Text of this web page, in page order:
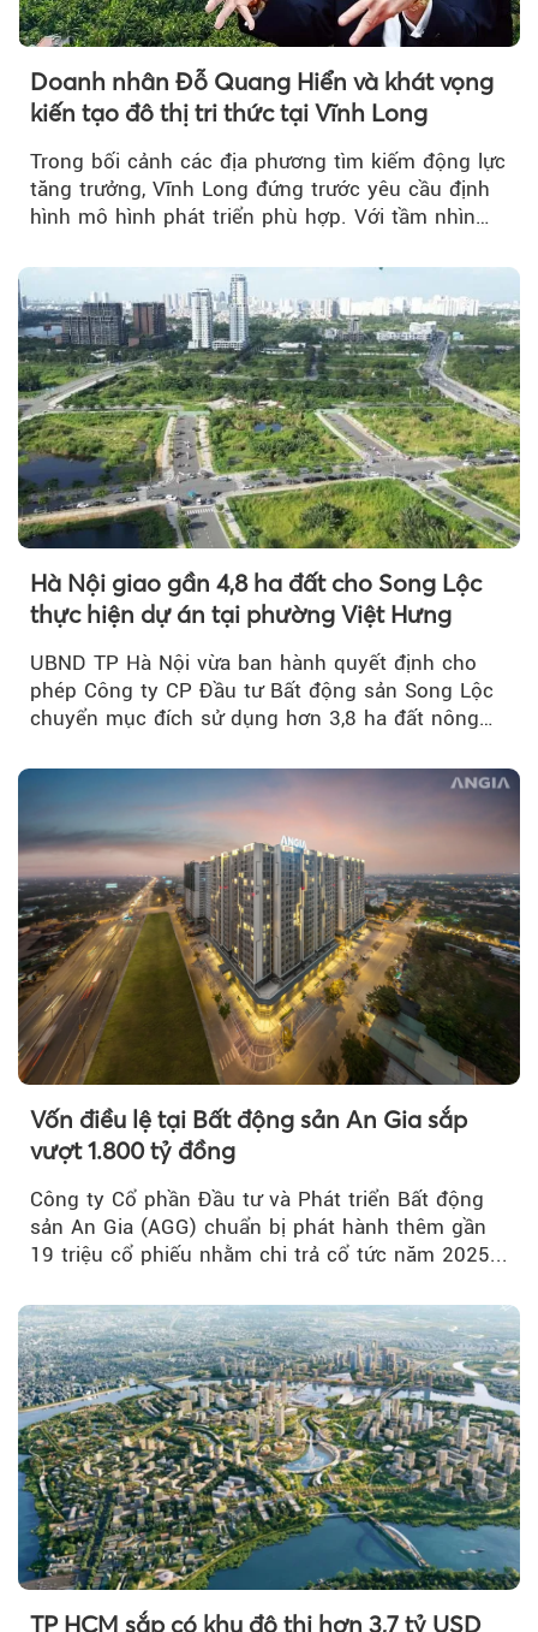
Doanh nhân Đỗ Quang Hiển và khát vọng
kiến tạo đô thị tri thức tại Vĩnh Long
Trong bối cảnh các địa phương tìm kiếm động lực
tăng trưởng, Vĩnh Long đứng trước yêu cầu định
hình mô hình phát triển phù hợp. Với tầm nhìn
Hà Nội giao gần 4,8 ha đất cho Song Lộc
thực hiện dự án tại phường Việt Hưng
UBND TP Hà Nội vừa ban hành quyết định cho
phép Công ty CP Đầu tư Bất động sản Song Lộc
chuyển mục đích sử dụng hơn 3,8 ha đất nông
Vốn điều lệ tại Bất động sản An Gia sắp
vượt 1.800 tỷ đồng
Công ty Cổ phần Đầu tư và Phát triển Bất động
sản An Gia (AGG) chuẩn bị phát hành thêm gần
19 triệu cổ phiếu nhằm chi trả cổ tức năm 2025...
TP HCM sắp có khu đô thị hơn 3,7 tỷ USD